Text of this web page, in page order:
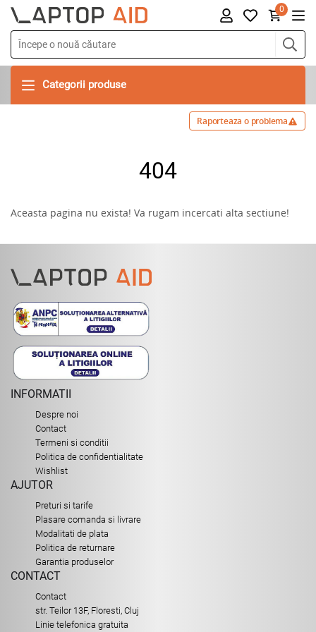
0
Categorii produse
Raporteaza o problema
404
Aceasta pagina nu exista! Va rugam incercati alta sectiune!
INFORMATII
Despre noi
Contact
Termeni si conditii
Politica de confidentialitate
Wishlist
AJUTOR
Preturi si tarife
Plasare comanda si livrare
Modalitati de plata
Politica de returnare
Garantia produselor
CONTACT
Contact
str. Teilor 13F, Floresti, Cluj
Linie telefonica gratuita